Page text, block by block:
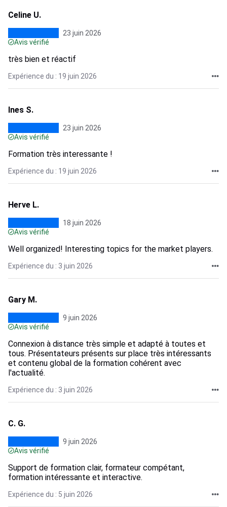
Celine U.
23 juin 2026
Avis vérifié
très bien et réactif
Expérience du : 19 juin 2026
Ines S.
23 juin 2026
Avis vérifié
Formation très interessante !
Expérience du : 19 juin 2026
Herve L.
18 juin 2026
Avis vérifié
Well organized! Interesting topics for the market players.
Expérience du : 3 juin 2026
Gary M.
9 juin 2026
Avis vérifié
Connexion à distance très simple et adapté à toutes et
tous. Présentateurs présents sur place très intéressants
et contenu global de la formation cohérent avec
l'actualité.
Expérience du : 3 juin 2026
C. G.
9 juin 2026
Avis vérifié
Support de formation clair, formateur compétant,
formation intéressante et interactive.
Expérience du : 5 juin 2026